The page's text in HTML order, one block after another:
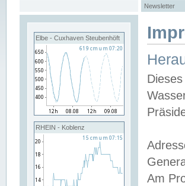
Newsletter
Elbe - Cuxhaven Steubenhöft
RHEIN - Koblenz
Am